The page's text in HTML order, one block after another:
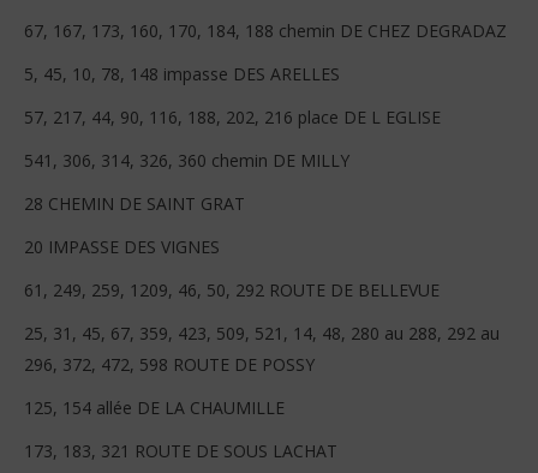
67, 167, 173, 160, 170, 184, 188 chemin DE CHEZ DEGRADAZ
5, 45, 10, 78, 148 impasse DES ARELLES
57, 217, 44, 90, 116, 188, 202, 216 place DE L EGLISE
541, 306, 314, 326, 360 chemin DE MILLY
28 CHEMIN DE SAINT GRAT
20 IMPASSE DES VIGNES
61, 249, 259, 1209, 46, 50, 292 ROUTE DE BELLEVUE
25, 31, 45, 67, 359, 423, 509, 521, 14, 48, 280 au 288, 292 au
296, 372, 472, 598 ROUTE DE POSSY
125, 154 allée DE LA CHAUMILLE
173, 183, 321 ROUTE DE SOUS LACHAT